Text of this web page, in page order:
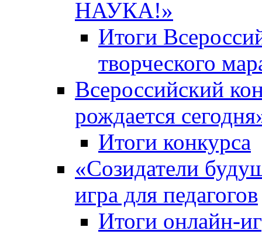
НАУКА!»
Итоги
творческого
Всероссийский
рождается
Итоги конкурса
«Cозидатели
игра для педагогов
Итоги онлайн-